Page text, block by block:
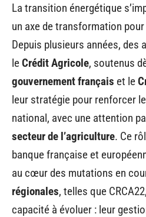
La transition énergétique
un axe de transformation pour
Depuis plusieurs années, des
leCrédit Agricole, soutenus
gouvernement français et le
leur stratégie pour renforcer
national, avec une attention
secteur de l’agriculture. Ce
banque française et
au cœur des mutations en
régionales, telles que
capacité à évoluer : leur